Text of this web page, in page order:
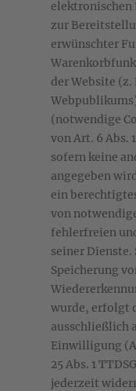
zur
erwünschter
der Website (z.
(notwendige
von Art. 6 Abs.
sofern keine
angegeben
ein
von
fehlerfreien
seiner
Speicherung
wurde, erfolgt
ausschließlich
Einwilligung
25 Abs. 1
jederzeit